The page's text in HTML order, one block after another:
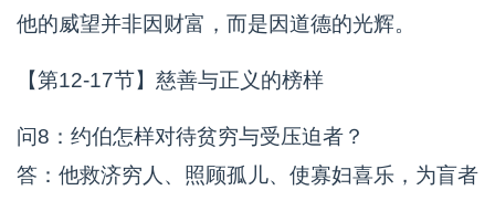
他的威望并非因财富，而是因道德的光辉。
【第12-17节】慈善与正义的榜样
问8：约伯怎样对待贫穷与受压迫者？
答：他救济穷人、照顾孤儿、使寡妇喜乐，为盲者